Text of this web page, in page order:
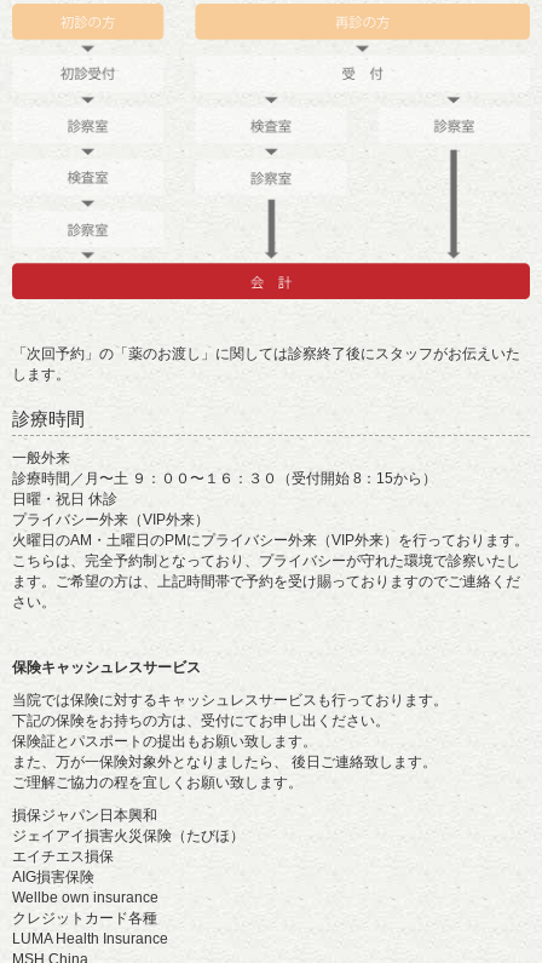
「次回予約」の「薬のお渡し」に関しては診察終了後にスタッフがお伝えいた
します。
診療時間
一般外来
診療時間／月〜土 ９：００〜１６：３０（受付開始 8：15から）
日曜・祝日 休診
プライバシー外来（VIP外来）
火曜日のAM・土曜日のPMにプライバシー外来（VIP外来）を行っております。
こちらは、完全予約制となっており、プライバシーが守れた環境で診察いたし
ます。ご希望の方は、上記時間帯で予約を受け賜っておりますのでご連絡くだ
さい。
保険キャッシュレスサービス
当院では保険に対するキャッシュレスサービスも行っております。
下記の保険をお持ちの方は、受付にてお申し出ください。
保険証とパスポートの提出もお願い致します。
また、万が一保険対象外となりましたら、 後日ご連絡致します。
ご理解ご協力の程を宜しくお願い致します。
損保ジャパン日本興和
ジェイアイ損害火災保険（たびほ）
エイチエス損保
AIG損害保険
Wellbe own insurance
クレジットカード各種
LUMA Health Insurance